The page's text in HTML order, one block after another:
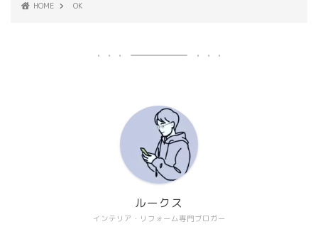
HOME OK
インテリア・リフォーム専門ブロガー
ルークス